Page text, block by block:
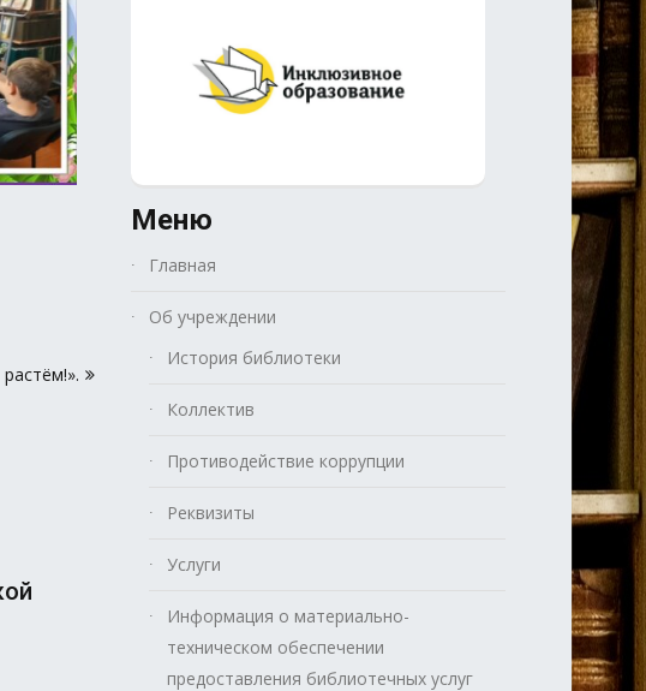
Меню
Главная
Об учреждении
История библиотеки
Коллектив
Противодействие коррупции
Реквизиты
Услуги
Информация о материально-
техническом обеспечении
предоставления библиотечных услуг